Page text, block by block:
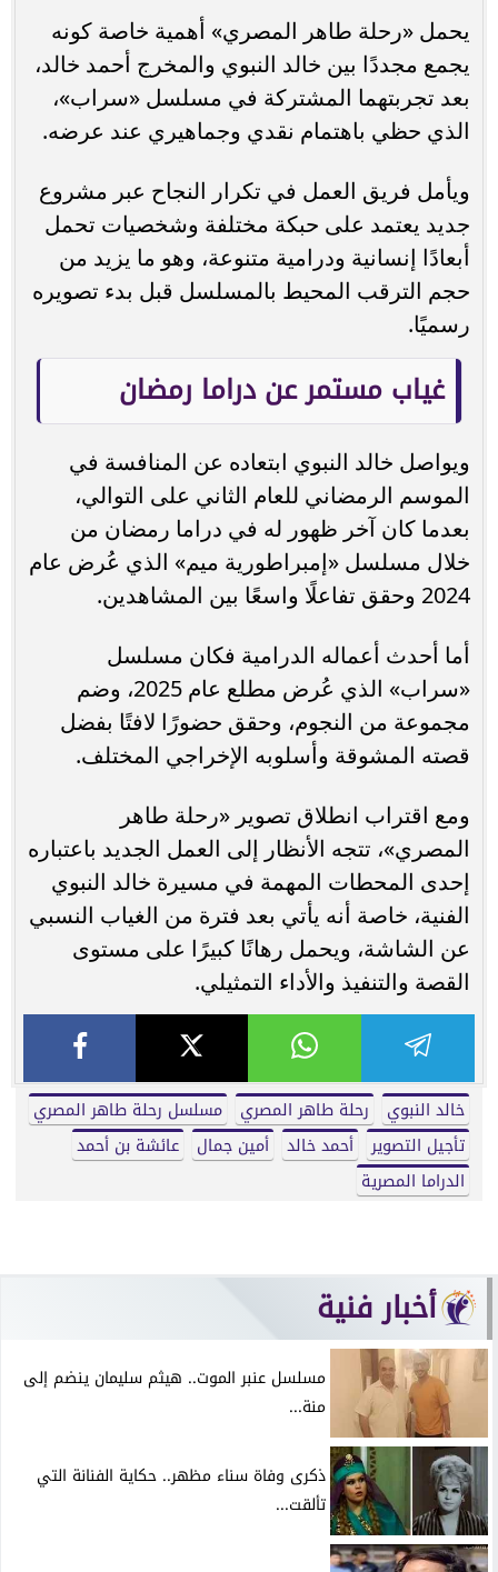
يحمل «رحلة طاهر المصري» أهمية خاصة كونه
يجمع مجددًا بين خالد النبوي والمخرج أحمد خالد،
بعد تجربتهما المشتركة في مسلسل «سراب»،
الذي حظي باهتمام نقدي وجماهيري عند عرضه.
ويأمل فريق العمل في تكرار النجاح عبر مشروع
جديد يعتمد على حبكة مختلفة وشخصيات تحمل
أبعادًا إنسانية ودرامية متنوعة، وهو ما يزيد من
حجم الترقب المحيط بالمسلسل قبل بدء تصويره
رسميًا.
غياب مستمر عن دراما رمضان
ويواصل خالد النبوي ابتعاده عن المنافسة في
الموسم الرمضاني للعام الثاني على التوالي،
بعدما كان آخر ظهور له في دراما رمضان من
خلال مسلسل «إمبراطورية ميم» الذي عُرض عام
2024 وحقق تفاعلًا واسعًا بين المشاهدين.
أما أحدث أعماله الدرامية فكان مسلسل
«سراب» الذي عُرض مطلع عام 2025، وضم
مجموعة من النجوم، وحقق حضورًا لافتًا بفضل
قصته المشوقة وأسلوبه الإخراجي المختلف.
ومع اقتراب انطلاق تصوير «رحلة طاهر
المصري»، تتجه الأنظار إلى العمل الجديد باعتباره
إحدى المحطات المهمة في مسيرة خالد النبوي
الفنية، خاصة أنه يأتي بعد فترة من الغياب النسبي
عن الشاشة، ويحمل رهانًا كبيرًا على مستوى
القصة والتنفيذ والأداء التمثيلي.
خالد النبوي رحلة طاهر المصري
مسلسل رحلة طاهر المصري
تأجيل التصوير
أحمد خالد أمين جمال
عائشة بن أحمد
الدراما المصرية
أخبار فنية
مسلسل عنبر الموت.. هيثم سليمان ينضم إلى
منة...
ذكرى وفاة سناء مظهر.. حكاية الفنانة التي
تألقت...